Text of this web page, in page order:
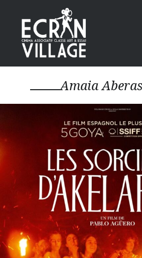
contenu
principal
ÉCRAN VILLAGE
Amaia